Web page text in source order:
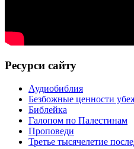
Ресурси сайту
Аудиобиблия
Безбожные ценности
Библейка
Галопом по Палестинам
Проповеди
Третье тысячелетие